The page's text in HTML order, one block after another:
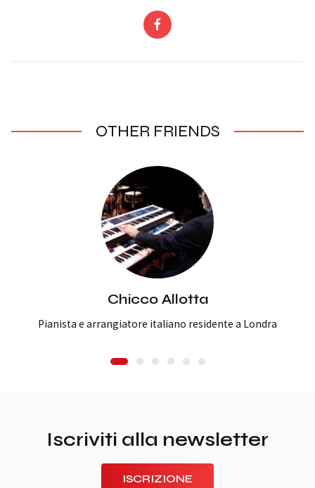
OTHER FRIENDS
Chicco Allotta
Pianista e arrangiatore italiano residente a Londra
Iscriviti alla newsletter
ISCRIZIONE